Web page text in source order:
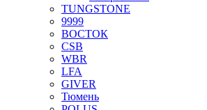
TUNGSTONE
9999
ВОСТОК
CSB
WBR
LFA
GIVER
Тюмень